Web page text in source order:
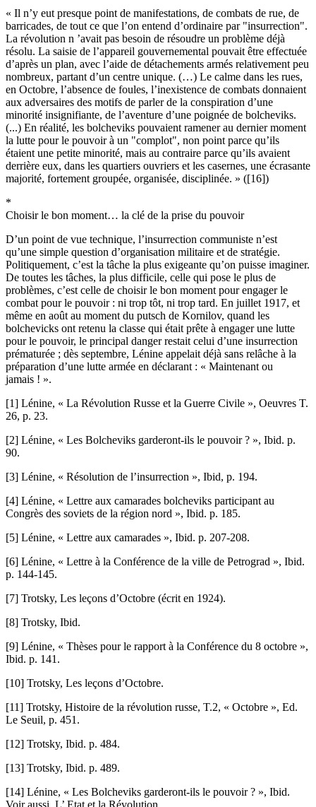
« Il n’y eut presque point de manifestations, de combats de rue, de
barricades, de tout ce que l’on entend d’ordinaire par "insurrection".
La révolution n ’avait pas besoin de résoudre un problème déjà
résolu. La saisie de l’appareil gouvernemental pouvait être effectuée
d’après un plan, avec l’aide de détachements armés relativement peu
nombreux, partant d’un centre unique. (…) Le calme dans les rues,
en Octobre, l’absence de foules, l’inexistence de combats donnaient
aux adversaires des motifs de parler de la conspiration d’une
minorité insignifiante, de l’aventure d’une poignée de bolcheviks.
(...) En réalité, les bolcheviks pouvaient ramener au dernier moment
la lutte pour le pouvoir à un "complot", non point parce qu’ils
étaient une petite minorité, mais au contraire parce qu’ils avaient
derrière eux, dans les quartiers ouvriers et les casernes, une écrasante
majorité, fortement groupée, organisée, disciplinée. » ([16])
*
Choisir le bon moment… la clé de la prise du pouvoir
D’un point de vue technique, l’insurrection communiste n’est
qu’une simple question d’organisation militaire et de stratégie.
Politiquement, c’est la tâche la plus exigeante qu’on puisse imaginer.
De toutes les tâches, la plus difficile, celle qui pose le plus de
problèmes, c’est celle de choisir le bon moment pour engager le
combat pour le pouvoir : ni trop tôt, ni trop tard. En juillet 1917, et
même en août au moment du putsch de Kornilov, quand les
bolchevicks ont retenu la classe qui était prête à engager une lutte
pour le pouvoir, le principal danger restait celui d’une insurrection
prématurée ; dès septembre, Lénine appelait déjà sans relâche à la
préparation d’une lutte armée en déclarant : « Maintenant ou
jamais ! ».
[1] Lénine, « La Révolution Russe et la Guerre Civile », Oeuvres T.
26, p. 23.
[2] Lénine, « Les Bolcheviks garderont-ils le pouvoir ? », Ibid. p.
90.
[3] Lénine, « Résolution de l’insurrection », Ibid, p. 194.
[4] Lénine, « Lettre aux camarades bolcheviks participant au
Congrès des soviets de la région nord », Ibid. p. 185.
[5] Lénine, « Lettre aux camarades », Ibid. p. 207-208.
[6] Lénine, « Lettre à la Conférence de la ville de Petrograd », Ibid.
p. 144-145.
[7] Trotsky, Les leçons d’Octobre (écrit en 1924).
[8] Trotsky, Ibid.
[9] Lénine, « Thèses pour le rapport à la Conférence du 8 octobre »,
Ibid. p. 141.
[10] Trotsky, Les leçons d’Octobre.
[11] Trotsky, Histoire de la révolution russe, T.2, « Octobre », Ed.
Le Seuil, p. 451.
[12] Trotsky, Ibid. p. 484.
[13] Trotsky, Ibid. p. 489.
[14] Lénine, « Les Bolcheviks garderont-ils le pouvoir ? », Ibid.